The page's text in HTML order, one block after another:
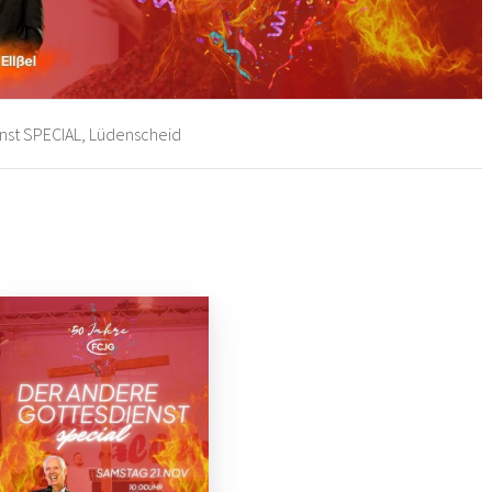
SPECIAL, Lüdenscheid